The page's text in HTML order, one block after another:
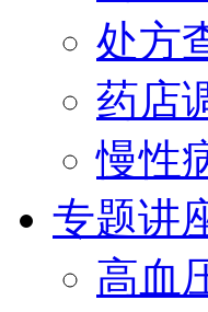
处方
药店
慢性
专题讲
高血